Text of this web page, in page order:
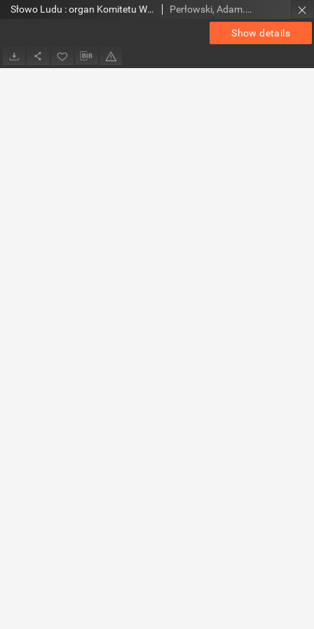
Show details
Słowo Ludu : organ Komitetu Wojewódzkiego Polskiej Zjednoczonej Partii Robotniczej, 1985, R.XXXVI, nr 140 Perłowski, Adam. Red.